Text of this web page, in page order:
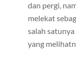
dan pergi,
melekat
salah
yang